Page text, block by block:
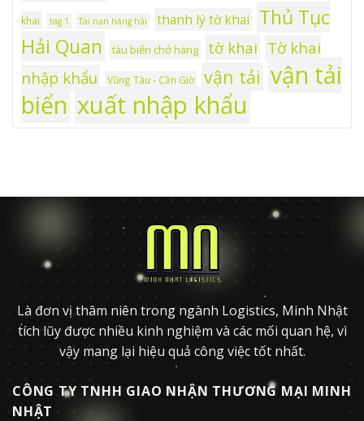
khai tag 1 Tai nạn hàng hải thanh lý tờ khai
Thủ Tục
Hải Quan
tàu biển chở hàng tờ khai Tờ khai
nhập khẩu
Vũng Tàu - Cần Giờ vận tải vận tải
biển xuất nhập khẩu
Là đơn vị thâm niên trong ngành Logistics, Minh Nhật
tích lũy được nhiều kinh nghiệm và các mối quan hệ, vì
vậy mang lại hiệu quả công việc tốt nhất.
CÔNG TY TNHH GIAO NHẬN THƯƠNG MẠI MINH
NHẬT